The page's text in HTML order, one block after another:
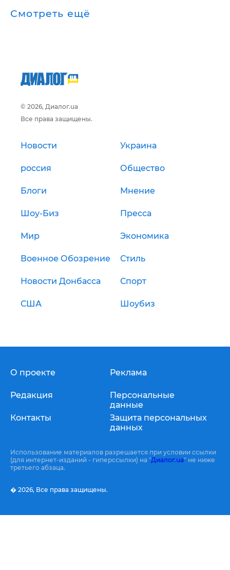
Смотреть ещё
© 2026, Диалог.ua
Все права защищены.
Новости Украина
россия Общество
Блоги Мнение
Шоу-Биз Пресса
Мир Экономика
Военное Обозрение Стиль
Новости Донбасса Спорт
США Шоубиз
О проекте
Редакция
Контакты
Реклама
Персональные
данные
Защита персональных
данных
Использование материалов разрешается при условии ссылки
(для интернет-изданий - гиперссылки) на "Диалог.ua" не ниже
третьего абзаца.
� 2026, Все права защищены.